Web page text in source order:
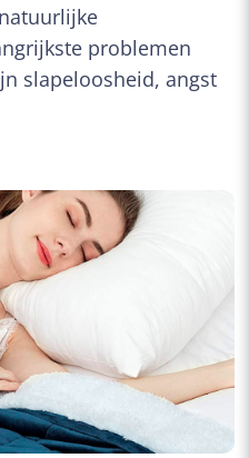
problemen
slapeloosheid, angst